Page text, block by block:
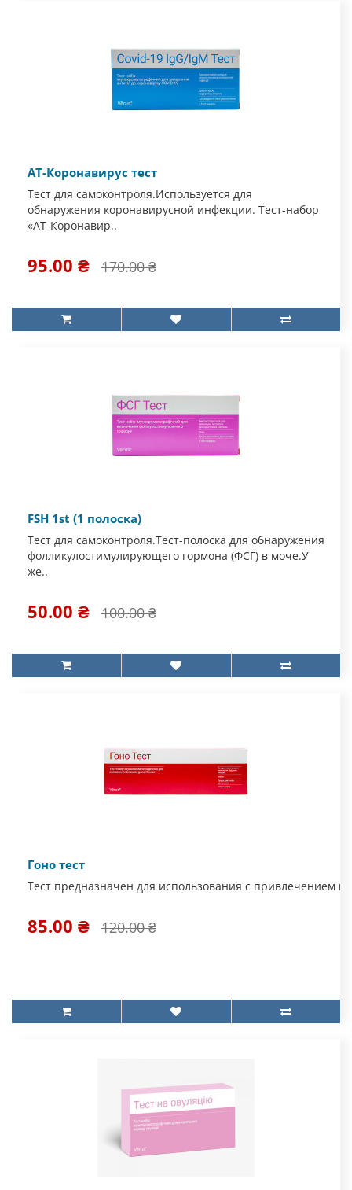
АТ-Коронавирус тест
Тест для самоконтроля.Используется для
обнаружения коронавирусной инфекции. Тест-набор
«АТ-Коронавир..
95.00 ₴ 170.00 ₴
FSH 1st (1 полоска)
Тест для самоконтроля.Тест-полоска для обнаружения
фолликулостимулирующего гормона (ФСГ) в моче.У
же..
50.00 ₴ 100.00 ₴
Гоно тест
Тест предназначен для использования с привлечением
85.00 ₴ 120.00 ₴